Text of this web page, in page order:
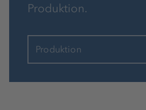
Produktion.
Produktion